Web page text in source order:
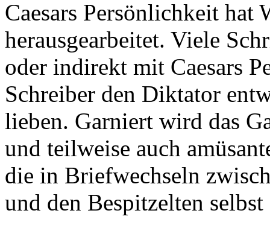
Caesars Persönlichkeit hat
herausgearbeitet. Viele
oder indirekt mit Caesars
Schreiber den Diktator
lieben. Garniert wird das
und teilweise auch
die in Briefwechseln
und den Bespitzelten